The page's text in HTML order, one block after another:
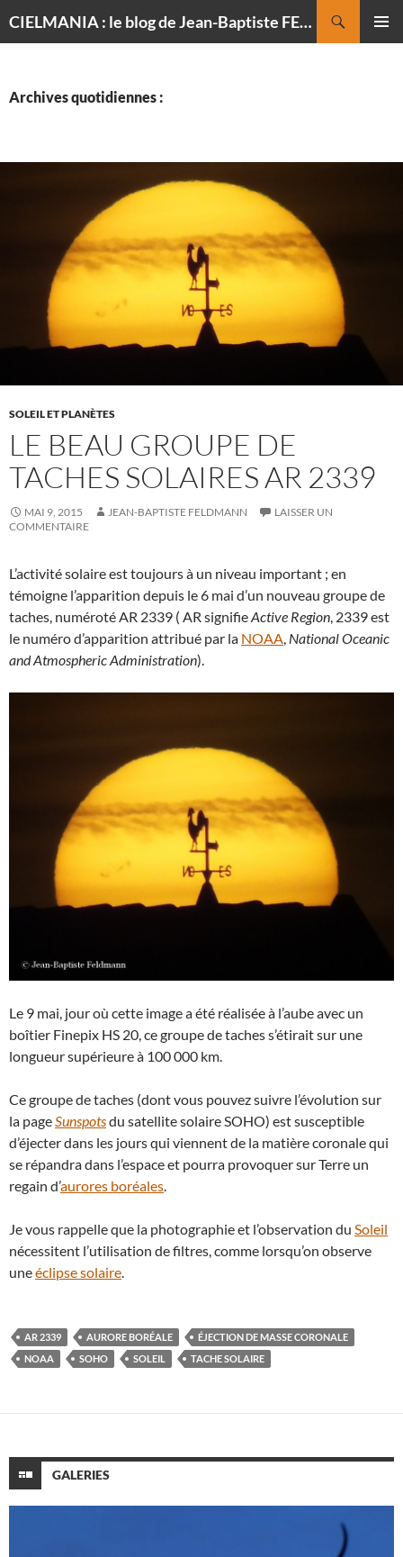
CIELMANIA : le blog de Jean-Baptiste FELDMANN, photographe du ciel
Archives quotidiennes :
SOLEIL ET PLANÈTES
LE BEAU GROUPE DE
TACHES SOLAIRES AR 2339
MAI 9, 2015 JEAN-BAPTISTE FELDMANN
LAISSER UN
COMMENTAIRE
L’activité solaire est toujours à un niveau important ; en
témoigne l’apparition depuis le 6 mai d’un nouveau groupe de
taches, numéroté AR 2339 ( AR signifieActive Region, 2339 est
le numéro d’apparition attribué par la NOAA, National Oceanic
and Atmospheric Administration).
Le 9 mai, jour où cette image a été réalisée à l’aube avec un
boîtier Finepix HS 20, ce groupe de taches s’étirait sur une
longueur supérieure à 100 000 km.
Ce groupe de taches (dont vous pouvez suivre l’évolution sur
la page Sunspotsdu satellite solaire SOHO) est susceptible
d’éjecter dans les jours qui viennent de la matière coronale qui
se répandra dans l’espace et pourra provoquer sur Terre un
regain d’aurores boréales
Je vous rappelle que la photographie et l’observation du Soleil
nécessitent l’utilisation de filtres, comme lorsqu’on observe
uneéclipse solaire
AR 2339 AURORE BORÉALE
ÉJECTION DE MASSE CORONALE
NOAA
SOHO SOLEIL TACHE SOLAIRE
GALERIES